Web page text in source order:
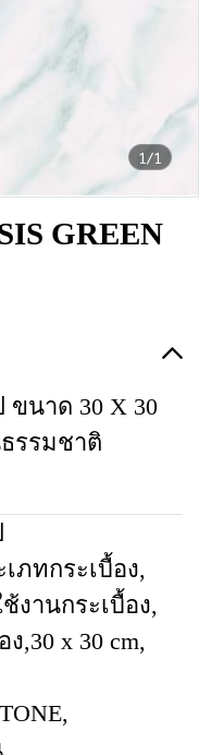
1/1
GREEN
ขนาด 30 X 30
รรมชาติ
เภทกระเบื้อง,
งานกระเบื้อง,
ง,30 x 30 cm,
,